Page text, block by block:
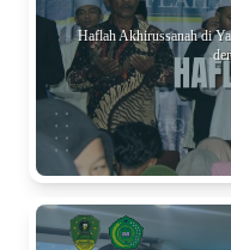
Haflah Akhirussanah di